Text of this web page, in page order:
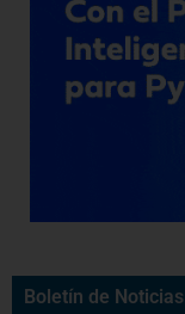
Boletín de Noticias